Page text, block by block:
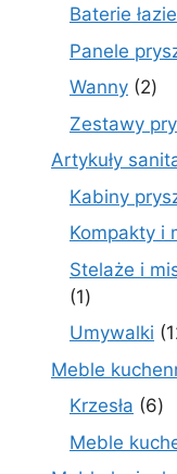
Baterie
Panele
Wanny 22
Zestawy
Artykuły
Kabiny
Kompakty i
Stelaże i
11
produkt
Umywalki
Meble
Krzesła 66
Meble